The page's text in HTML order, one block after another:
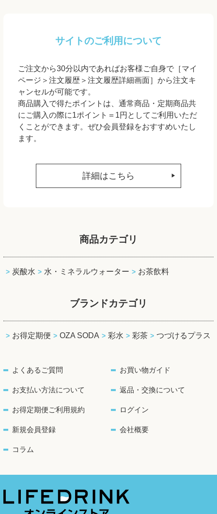
サイトのご利用について
ご注文から30分以内であればお客様ご自身で［マイ
ページ＞注文履歴＞注文履歴詳細画面］から注文キ
ャンセルが可能です。
商品購入で得たポイントは、通常商品・定期商品共
にご購入の際に1ポイント＝1円としてご利用いただ
くことができます。ぜひ会員登録をおすすめいたし
ます。
詳細はこちら
商品カテゴリ
炭酸水 水・ミネラルウォーター お茶飲料
ブランドカテゴリ
お得定期便 OZA SODA 彩水 彩茶 つづけるプラス
よくあるご質問 お買い物ガイド
お支払い方法について 返品・交換について
お得定期便ご利用規約 ログイン
新規会員登録 会社概要
コラム